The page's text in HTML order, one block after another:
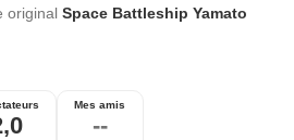
originalSpace Battleship Yamato
Mes amis
--